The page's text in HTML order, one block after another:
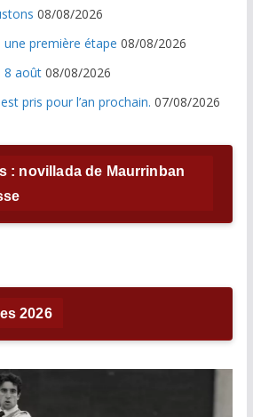
08/08/2026
une première étape 08/08/2026
8 août 08/08/2026
pris pour l’an prochain. 07/08/2026
: novillada de Maurrinban
2026